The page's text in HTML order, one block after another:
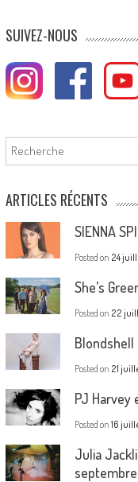
SUIVEZ-NOUS
Rechercher
ARTICLES RÉCENTS
SIENNA
Posted on 24
She’s
Posted on 22
Posted on 21
PJ Harvey
Posted on 16
Julia
septembre